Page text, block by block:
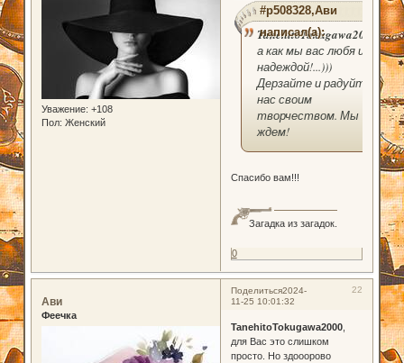
Уважение: +108
Пол: Женский
#p508328,Ави
написал(а):
TanehitoTokugawa2000
а как мы вас любя и с
надеждой!...)))
Дерзайте и радуйте
нас своим
творчеством. Мы
ждем!
Спасибо вам!!!
Загадка из загадок.
0
Поделиться 22
2024-
11-25 10:01:32
Ави
Феечка
TanehitoTokugawa2000,
для Вас это слишком
просто. Но здооорово